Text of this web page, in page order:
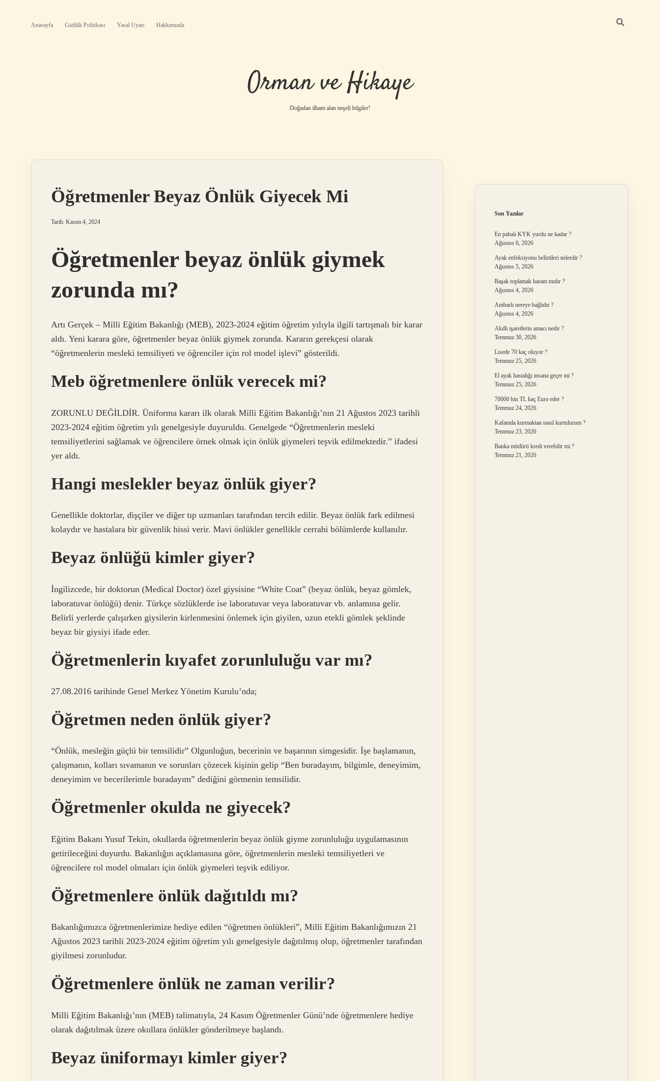
Anasayfa Gizlilik Politikası Yasal Uyarı Hakkımızda
Orman ve Hikaye
Doğadan ilham alan neşeli bilgiler!
Öğretmenler Beyaz Önlük Giyecek Mi
Tarih: Kasım 4, 2024
Öğretmenler beyaz önlük giymek
zorunda mı?
Artı Gerçek – Milli Eğitim Bakanlığı (MEB), 2023-2024 eğitim öğretim yılıyla ilgili tartışmalı bir karar
aldı. Yeni karara göre, öğretmenler beyaz önlük giymek zorunda. Kararın gerekçesi olarak
“öğretmenlerin mesleki temsiliyeti ve öğrenciler için rol model işlevi” gösterildi.
Meb öğretmenlere önlük verecek mi?
ZORUNLU DEĞİLDİR. Üniforma kararı ilk olarak Milli Eğitim Bakanlığı’nın 21 Ağustos 2023 tarihli
2023-2024 eğitim öğretim yılı genelgesiyle duyuruldu. Genelgede “Öğretmenlerin mesleki
temsiliyetlerini sağlamak ve öğrencilere örnek olmak için önlük giymeleri teşvik edilmektedir.” ifadesi
yer aldı.
Hangi meslekler beyaz önlük giyer?
Genellikle doktorlar, dişçiler ve diğer tıp uzmanları tarafından tercih edilir. Beyaz önlük fark edilmesi
kolaydır ve hastalara bir güvenlik hissi verir. Mavi önlükler genellikle cerrahi bölümlerde kullanılır.
Beyaz önlüğü kimler giyer?
İngilizcede, bir doktorun (Medical Doctor) özel giysisine “White Coat” (beyaz önlük, beyaz gömlek,
laboratuvar önlüğü) denir. Türkçe sözlüklerde ise laboratuvar veya laboratuvar vb. anlamına gelir.
Belirli yerlerde çalışırken giysilerin kirlenmesini önlemek için giyilen, uzun etekli gömlek şeklinde
beyaz bir giysiyi ifade eder.
Öğretmenlerin kıyafet zorunluluğu var mı?
27.08.2016 tarihinde Genel Merkez Yönetim Kurulu’nda;
Öğretmen neden önlük giyer?
“Önlük, mesleğin güçlü bir temsilidir” Olgunluğun, becerinin ve başarının simgesidir. İşe başlamanın,
çalışmanın, kolları sıvamanın ve sorunları çözecek kişinin gelip “Ben buradayım, bilgimle, deneyimim,
deneyimim ve becerilerimle buradayım” dediğini görmenin temsilidir.
Öğretmenler okulda ne giyecek?
Eğitim Bakanı Yusuf Tekin, okullarda öğretmenlerin beyaz önlük giyme zorunluluğu uygulamasının
getirileceğini duyurdu. Bakanlığın açıklamasına göre, öğretmenlerin mesleki temsiliyetleri ve
öğrencilere rol model olmaları için önlük giymeleri teşvik ediliyor.
Öğretmenlere önlük dağıtıldı mı?
Bakanlığımızca öğretmenlerimize hediye edilen “öğretmen önlükleri”, Milli Eğitim Bakanlığımızın 21
Ağustos 2023 tarihli 2023-2024 eğitim öğretim yılı genelgesiyle dağıtılmış olup, öğretmenler tarafından
giyilmesi zorunludur.
Öğretmenlere önlük ne zaman verilir?
Milli Eğitim Bakanlığı’nın (MEB) talimatıyla, 24 Kasım Öğretmenler Günü’nde öğretmenlere hediye
olarak dağıtılmak üzere okullara önlükler gönderilmeye başlandı.
Beyaz üniformayı kimler giyer?
Son Yazılar
En pahalı KYK yurdu ne kadar ?
Ağustos 6, 2026
Ayak enfeksiyonu belirtileri nelerdir ?
Ağustos 5, 2026
Başak toplamak haram mıdır ?
Ağustos 4, 2026
Ambarlı nereye bağlıdır ?
Ağustos 4, 2026
Akıllı işaretlerin amacı nedir ?
Temmuz 30, 2026
Lisede 70 kaç oluyor ?
Temmuz 25, 2026
El ayak hastalığı insana geçer mi ?
Temmuz 25, 2026
70000 bin TL kaç Euro eder ?
Temmuz 24, 2026
Kafamda kurmaktan nasıl kurtulurum ?
Temmuz 23, 2026
Banka müdürü kredi verebilir mi ?
Temmuz 21, 2026